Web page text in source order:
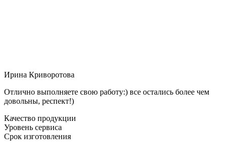
Ирина Криворотова
Отлично выполняете свою работу:) все остались более чем
довольны, респект!)
Качество продукции
Уровень сервиса
Срок изготовления